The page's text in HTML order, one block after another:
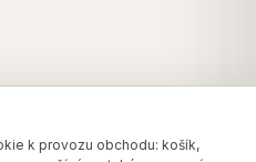
k provozu obchodu: košík,